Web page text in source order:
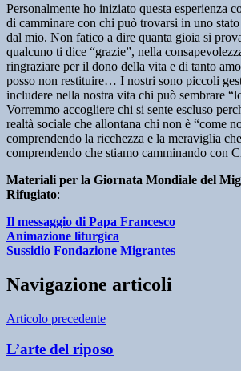
Personalmente ho iniziato questa esperienza
di camminare con chi può trovarsi in uno
dal mio. Non fatico a dire quanta gioia si
qualcuno ti dice “grazie”, nella
ringraziare per il dono della vita e di tanto
posso non restituire… I nostri sono piccoli
includere nella nostra vita chi può sembrare
Vorremmo accogliere chi si sente escluso
realtà sociale che allontana chi non è “come
comprendendo la ricchezza e la meraviglia
comprendendo che stiamo camminando con
Materiali per la Giornata Mondiale del
Rifugiato:
Il messaggio di Papa Francesco
Animazione liturgica
Sussidio Fondazione Migrantes
Navigazione articoli
Articolo precedente
L’arte del riposo